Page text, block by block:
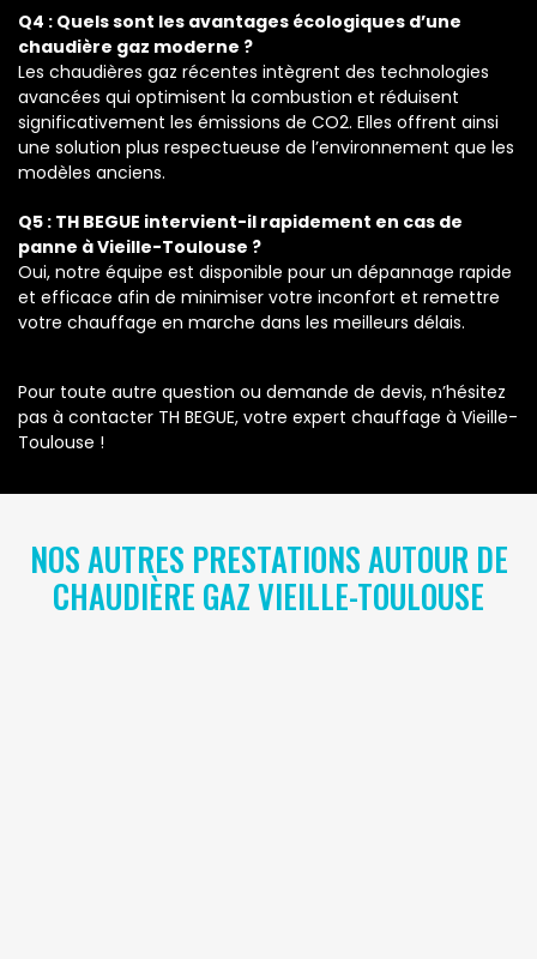
Q4 : Quels sont les avantages écologiques d’une
chaudière gaz moderne ?
Les chaudières gaz récentes intègrent des technologies
avancées qui optimisent la combustion et réduisent
significativement les émissions de CO2. Elles offrent ainsi
une solution plus respectueuse de l’environnement que les
modèles anciens.
Q5 : TH BEGUE intervient-il rapidement en cas de
panne à Vieille-Toulouse ?
Oui, notre équipe est disponible pour un dépannage rapide
et efficace afin de minimiser votre inconfort et remettre
votre chauffage en marche dans les meilleurs délais.
Pour toute autre question ou demande de devis, n’hésitez
pas à contacter TH BEGUE, votre expert chauffage à Vieille-
Toulouse !
NOS AUTRES PRESTATIONS AUTOUR DE
CHAUDIÈRE GAZ VIEILLE-TOULOUSE